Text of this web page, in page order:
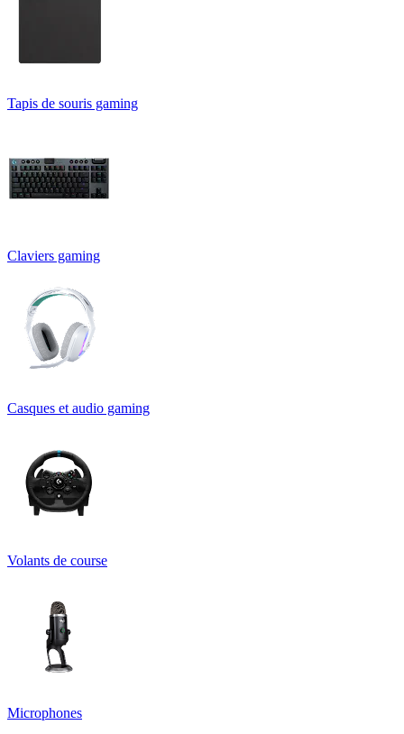
Tapis de souris gaming
Claviers gaming
Casques et audio gaming
Volants de course
Microphones